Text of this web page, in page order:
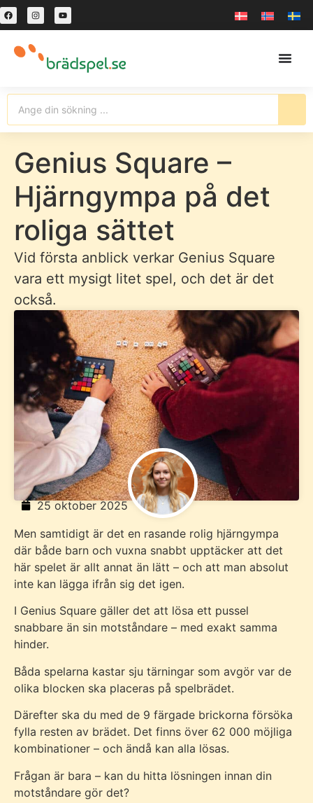
Genius Square –
Hjärngympa på det
roliga sättet
Vid första anblick verkar Genius Square
vara ett mysigt litet spel, och det är det
också.
25 oktober 2025
Men samtidigt är det en rasande rolig hjärngympa
där både barn och vuxna snabbt upptäcker att det
här spelet är allt annat än lätt – och att man absolut
inte kan lägga ifrån sig det igen.
I Genius Square gäller det att lösa ett pussel
snabbare än sin motståndare – med exakt samma
hinder.
Båda spelarna kastar sju tärningar som avgör var de
olika blocken ska placeras på spelbrädet.
Därefter ska du med de 9 färgade brickorna försöka
fylla resten av brädet. Det finns över 62 000 möjliga
kombinationer – och ändå kan alla lösas.
Frågan är bara – kan du hitta lösningen innan din
motståndare gör det?